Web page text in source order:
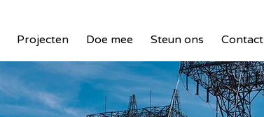
Projecten Doe mee Steun ons Contact